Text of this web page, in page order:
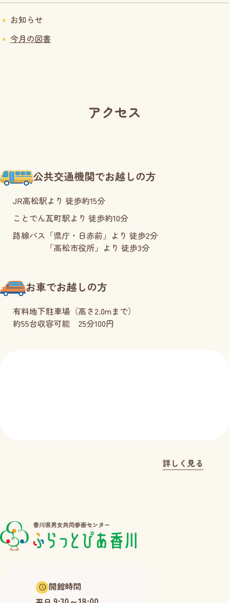
お知らせ
今月の図書
アクセス
公共交通機関でお越しの方
JR高松駅より 徒歩約15分
ことでん瓦町駅より 徒歩約10分
路線バス 「県庁・日赤前」より 徒歩2分
「高松市役所」より 徒歩3分
お車でお越しの方
有料地下駐車場（高さ2.0mまで）
約55台収容可能 25分100円
詳しく見る
開館時間